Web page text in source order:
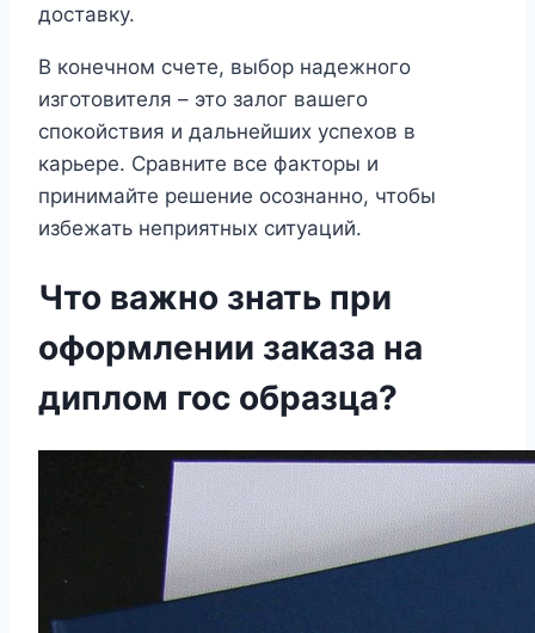
доставку.
В конечном счете, выбор надежного
изготовителя – это залог вашего
спокойствия и дальнейших успехов в
карьере. Сравните все факторы и
принимайте решение осознанно, чтобы
избежать неприятных ситуаций.
Что важно знать при
оформлении заказа на
диплом гос образца?